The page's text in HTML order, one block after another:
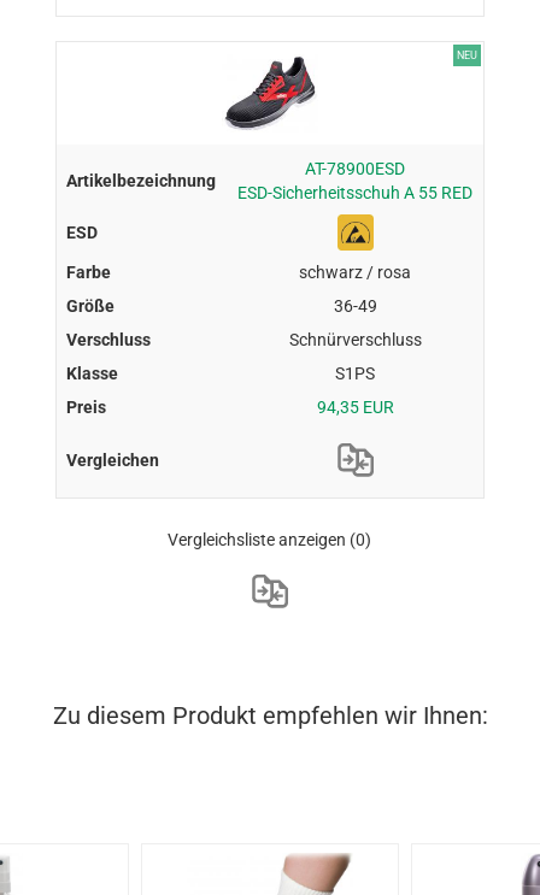
NEU
AT-78900ESD
ESD-Sicherheitsschuh A 55 RED
schwarz / rosa
36-49
Schnürverschluss
S1PS
94,35 EUR
Vergleichsliste anzeigen (0)
Zu diesem Produkt empfehlen wir Ihnen: